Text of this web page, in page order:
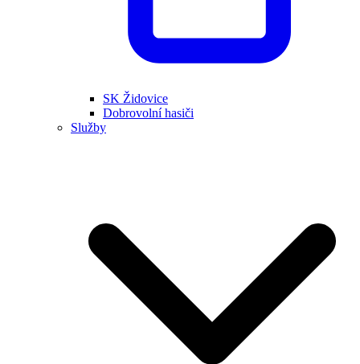
SK Židovice
Dobrovolní hasiči
Služby